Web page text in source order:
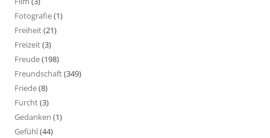
Fotografie(1)
Freiheit(21)
Freizeit(3)
Freude(198)
Freundschaft(349)
Friede(8)
Furcht(3)
Gedanken (1)
Gefühl(44)